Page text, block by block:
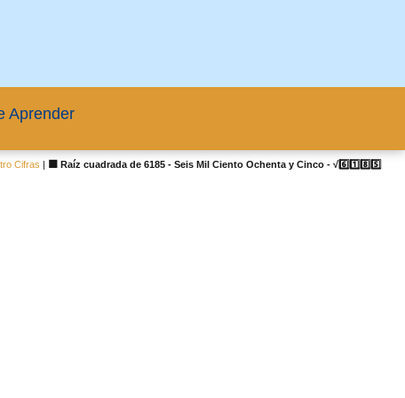
Aprender
Cifras | 🟦 Raíz cuadrada de 6185 - Seis Mil Ciento Ochenta y Cinco - √6️⃣1️⃣8️⃣5️⃣